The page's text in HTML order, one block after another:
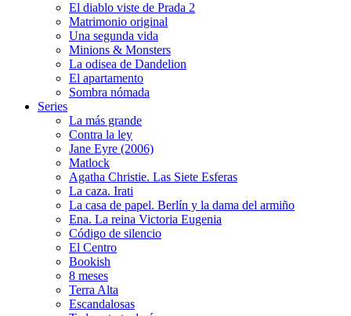
El diablo viste de Prada 2
Matrimonio original
Una segunda vida
Minions & Monsters
La odisea de Dandelion
El apartamento
Sombra nómada
Series
La más grande
Contra la ley
Jane Eyre (2006)
Matlock
Agatha Christie. Las Siete Esferas
La caza. Irati
La casa de papel. Berlín y la dama del armiño
Ena. La reina Victoria Eugenia
Código de silencio
El Centro
Bookish
8 meses
Terra Alta
Escandalosas